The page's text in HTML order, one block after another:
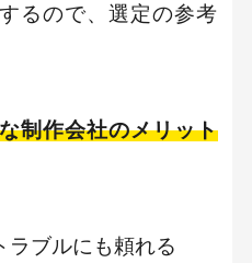
るので、選定の参考
制作会社のメリット
ラブルにも頼れる